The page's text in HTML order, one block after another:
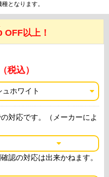
となります。
OFF以上！
税込）
対応です。（メーカーによ
認の対応は出来かねます。